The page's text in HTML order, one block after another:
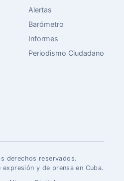
Alertas
Barómetro
Informes
Periodismo Ciudadano
derechos reservados.
y de prensa en Cuba.